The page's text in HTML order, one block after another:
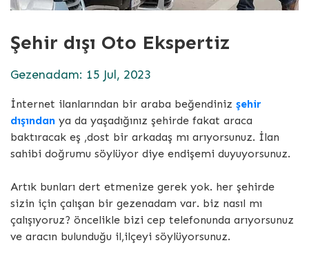
Şehir dışı Oto Ekspertiz
Gezenadam: 15 Jul, 2023
İnternet ilanlarından bir araba beğendiniz şehir
dışından ya da yaşadığınız şehirde fakat araca
baktıracak eş ,dost bir arkadaş mı arıyorsunuz. İlan
sahibi doğrumu söylüyor diye endişemi duyuyorsunuz.
Artık bunları dert etmenize gerek yok. her şehirde
sizin için çalışan bir gezenadam var. biz nasıl mı
çalışıyoruz? öncelikle bizi cep telefonunda arıyorsunuz
ve aracın bulunduğu il,ilçeyi söylüyorsunuz.